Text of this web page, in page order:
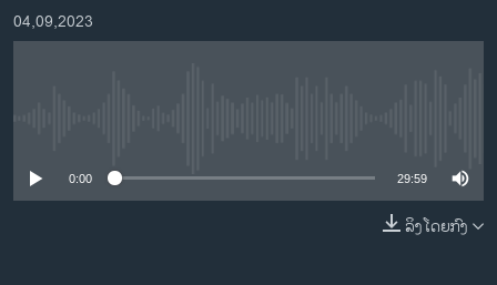
ອິດສະຫຼະພາບດ້ານການຂ່າວ
ທຸລະກິດ
04,09,2023
0:00 29:59
ລິງໂດຍກົງ